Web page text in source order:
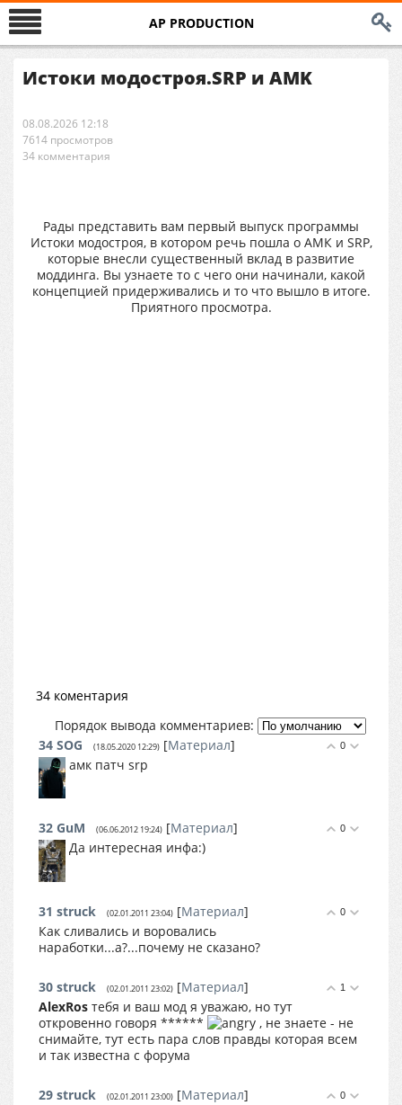
AP PRODUCTION
Истоки модостроя.SRP и AMK
08.08.2026 12:18
7614 просмотров
34 комментария
Рады представить вам первый выпуск программы
Истоки модостроя, в котором речь пошла о АМК и SRP,
которые внесли существенный вклад в развитие
моддинга. Вы узнаете то с чего они начинали, какой
концепцией придерживались и то что вышло в итоге.
Приятного просмотра.
34 коментария
Порядок вывода комментариев:
0
34 SOG (18.05.2020 12:29) [Материал]
амк патч srp
0
32 GuM (06.06.2012 19:24) [Материал]
Да интересная инфа:)
0
31 struck (02.01.2011 23:04) [Материал]
Как сливались и воровались
наработки...а?...почему не сказано?
1
30 struck (02.01.2011 23:02) [Материал]
AlexRos тебя и ваш мод я уважаю, но тут
откровенно говоря ******
, не знаете - не
снимайте, тут есть пара слов правды которая всем
и так известна с форума
0
29 struck (02.01.2011 23:00) [Материал]